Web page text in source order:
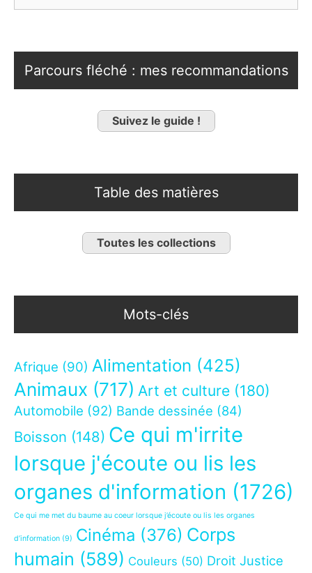
Parcours fléché : mes recommandations
Suivez le guide !
Table des matières
Toutes les collections
Mots-clés
Afrique (90) Alimentation (425)
Animaux (717) Art et culture (180)
Automobile (92) Bande dessinée (84)
Boisson (148) Ce qui m'irrite
lorsque j'écoute ou lis les
organes d'information (1726)
Ce qui me met du baume au coeur lorsque j’écoute ou lis les organes
d’information (9) Cinéma (376) Corps
humain (589) Couleurs (50) Droit Justice